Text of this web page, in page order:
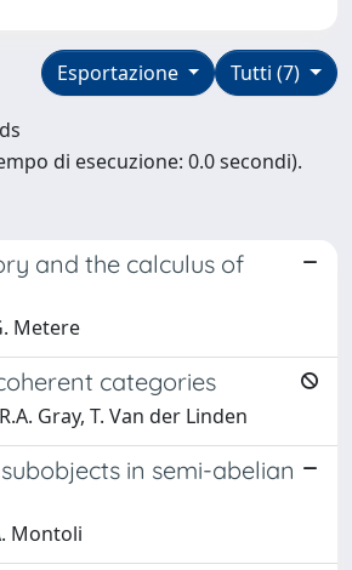
Tutti (7)
Esportazione
di esecuzione: 0.0 secondi).
and the calculus of
Metere
categories
Gray, T. Van der Linden
in semi-abelian
Montoli